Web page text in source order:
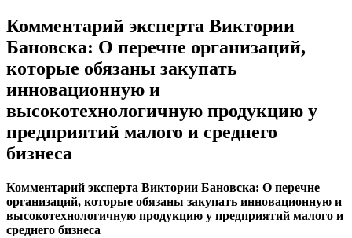
Комментарий эксперта Виктории
Бановска: О перечне организаций,
которые обязаны закупать
инновационную и
высокотехнологичную продукцию у
предприятий малого и среднего
бизнеса
Комментарий эксперта Виктории Бановска: О перечне
организаций, которые обязаны закупать инновационную и
высокотехнологичную продукцию у предприятий малого и
среднего бизнеса